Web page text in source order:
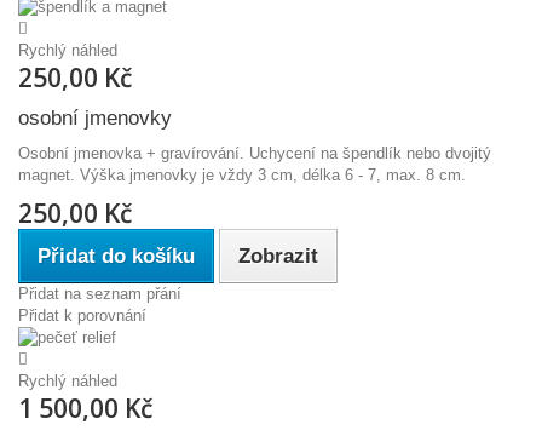
Rychlý náhled
250,00 Kč
osobní jmenovky
Osobní jmenovka + gravírování. Uchycení na špendlík nebo dvojitý
magnet. Výška jmenovky je vždy 3 cm, délka 6 - 7, max. 8 cm.
250,00 Kč
Přidat do košíku Zobrazit
Přidat na seznam přání
Přidat k porovnání
Rychlý náhled
1 500,00 Kč